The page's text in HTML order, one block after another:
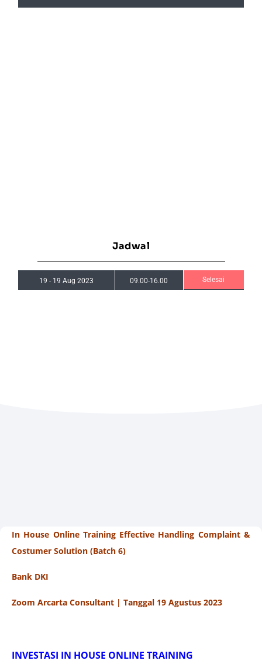
Jadwal
19 - 19 Aug 2023 09.00-16.00 Selesai
In House Online Training Effective Handling Complaint &
Costumer Solution (Batch 6)
Bank DKI
Zoom Arcarta Consultant | Tanggal 19 Agustus 2023
INVESTASI IN HOUSE ONLINE TRAINING